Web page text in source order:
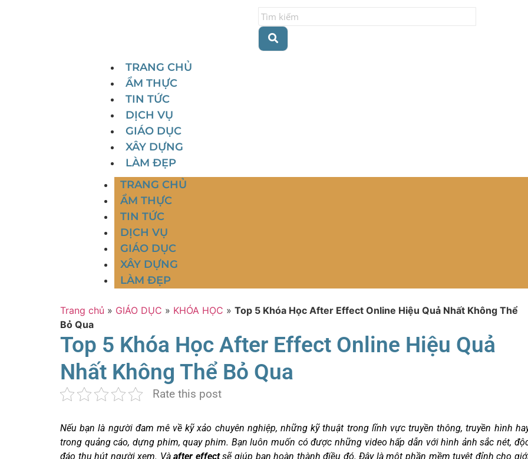
TRANG CHỦ
ẨM THỰC
TIN TỨC
DỊCH VỤ
GIÁO DỤC
XÂY DỰNG
LÀM ĐẸP
TRANG CHỦ
ẨM THỰC
TIN TỨC
DỊCH VỤ
GIÁO DỤC
XÂY DỰNG
LÀM ĐẸP
Trang chủ » GIÁO DỤC » KHÓA HỌC » Top 5 Khóa Học After Effect Online Hiệu Quả Nhất Không Thể
Bỏ Qua
Top 5 Khóa Học After Effect Online Hiệu Quả
Nhất Không Thể Bỏ Qua
Rate this post
Nếu bạn là người đam mê về kỹ xảo chuyên nghiệp, những kỹ thuật trong lĩnh vực truyền thông, truyền hình
trong quảng cáo, dựng phim, quay phim. Bạn luôn muốn có được những video hấp dẫn với hình ảnh sắc nét,
đáo thu hút người xem. Vàafter effectsẽ giúp bạn hoàn thành điều đó. Đây là một phần mềm tuyệt đỉnh cho